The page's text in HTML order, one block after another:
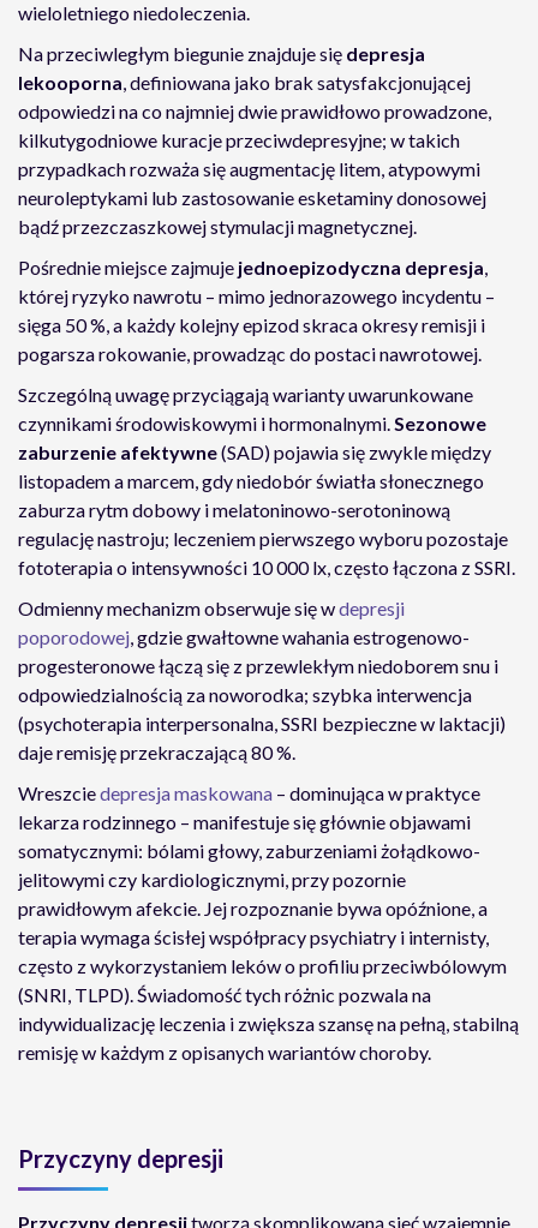
wieloletniego niedoleczenia.
Na przeciwległym biegunie znajduje się depresja
lekooporna, definiowana jako brak satysfakcjonującej
odpowiedzi na co najmniej dwie prawidłowo prowadzone,
kilkutygodniowe kuracje przeciwdepresyjne; w takich
przypadkach rozważa się augmentację litem, atypowymi
neuroleptykami lub zastosowanie esketaminy donosowej
bądź przezczaszkowej stymulacji magnetycznej.
Pośrednie miejsce zajmuje jednoepizodyczna depresja,
której ryzyko nawrotu – mimo jednorazowego incydentu –
sięga 50 %, a każdy kolejny epizod skraca okresy remisji i
pogarsza rokowanie, prowadząc do postaci nawrotowej.
Szczególną uwagę przyciągają warianty uwarunkowane
czynnikami środowiskowymi i hormonalnymi.Sezonowe
zaburzenie afektywne(SAD) pojawia się zwykle między
listopadem a marcem, gdy niedobór światła słonecznego
zaburza rytm dobowy i melatoninowo-serotoninową
regulację nastroju; leczeniem pierwszego wyboru pozostaje
fototerapia o intensywności 10 000 lx, często łączona z SSRI.
Odmienny mechanizm obserwuje się wdepresji
poporodowej, gdzie gwałtowne wahania estrogenowo-
progesteronowe łączą się z przewlekłym niedoborem snu i
odpowiedzialnością za noworodka; szybka interwencja
(psychoterapia interpersonalna, SSRI bezpieczne w laktacji)
daje remisję przekraczającą 80 %.
Wreszciedepresja maskowana – dominująca w praktyce
lekarza rodzinnego – manifestuje się głównie objawami
somatycznymi: bólami głowy, zaburzeniami żołądkowo-
jelitowymi czy kardiologicznymi, przy pozornie
prawidłowym afekcie. Jej rozpoznanie bywa opóźnione, a
terapia wymaga ścisłej współpracy psychiatry i internisty,
często z wykorzystaniem leków o profiliu przeciwbólowym
(SNRI, TLPD). Świadomość tych różnic pozwala na
indywidualizację leczenia i zwiększa szansę na pełną, stabilną
remisję w każdym z opisanych wariantów choroby.
Przyczyny depresji
Przyczyny depresjitworzą skomplikowaną sieć wzajemnie